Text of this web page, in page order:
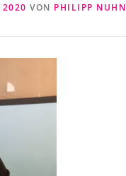
2020 VON PHILIPP NUHN